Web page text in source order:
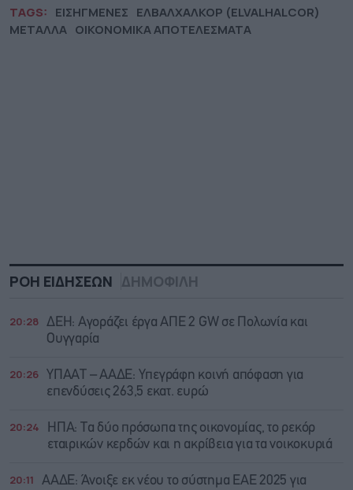
TAGS: ΕΙΣΗΓΜΕΝΕΣ ΕΛΒΑΛΧΑΛΚΟΡ (ELVALHALCOR)
ΜΕΤΑΛΛΑ ΟΙΚΟΝΟΜΙΚΑ ΑΠΟΤΕΛΕΣΜΑΤΑ
ΡΟΗ ΕΙΔΗΣΕΩΝ ΔΗΜΟΦΙΛΗ
20:28 ΔΕΗ: Αγοράζει έργα ΑΠΕ 2 GW σε Πολωνία και
Ουγγαρία
20:26
ΥΠΑΑΤ – ΑΑΔΕ: Υπεγράφη κοινή απόφαση για
επενδύσεις 263,5 εκατ. ευρώ
20:24
ΗΠΑ: Τα δύο πρόσωπα της οικονομίας, το ρεκόρ
εταιρικών κερδών και η ακρίβεια για τα νοικοκυριά
20:11
ΑΑΔΕ: Άνοιξε εκ νέου το σύστημα ΕΑΕ 2025 για